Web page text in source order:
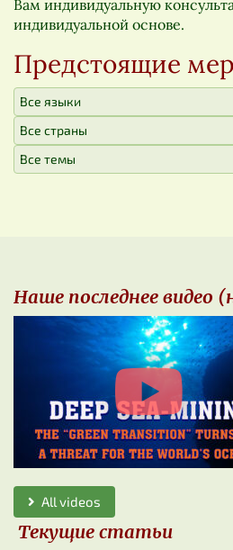
Вам индивидуальную
индивидуальной основе.
Предстоящие
Все языки
Все страны
Все темы
Наше последнее видео
All videos
Текущие статьи